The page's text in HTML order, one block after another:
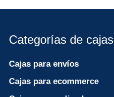
Categorías de cajas
Cajas para envíos
Cajas para ecommerce